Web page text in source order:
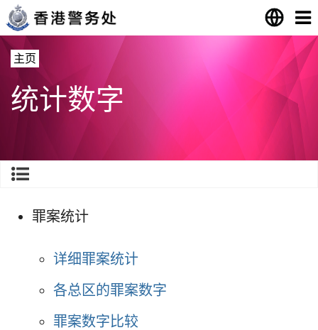
主页
统计数字
罪案统计
详细罪案统计
各总区的罪案数字
罪案数字比较